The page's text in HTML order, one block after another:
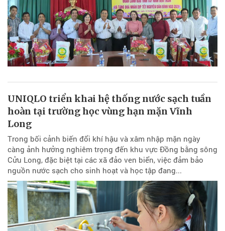
UNIQLO triển khai hệ thống nước sạch tuần
hoàn tại trường học vùng hạn mặn Vĩnh
Long
Trong bối cảnh biến đổi khí hậu và xâm nhập mặn ngày
càng ảnh hưởng nghiêm trọng đến khu vực Đồng bằng sông
Cửu Long, đặc biệt tại các xã đảo ven biển, việc đảm bảo
nguồn nước sạch cho sinh hoạt và học tập đang...